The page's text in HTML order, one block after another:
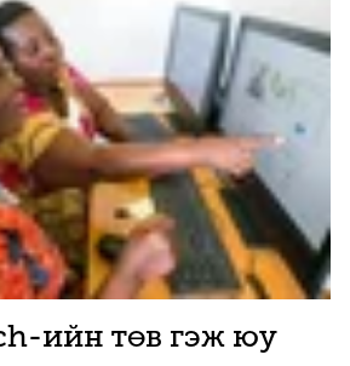
ийн төв гэж юу